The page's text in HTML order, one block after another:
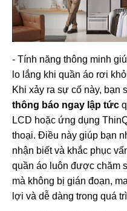
- Tính năng thông minh
lo lắng khi quần áo rơi
Khi xảy ra sự cố này, bạn
thông báo ngay lập tức
LCD hoặc ứng dụng
thoại. Điều này giúp bạn
nhận biết và khắc phục
quần áo luôn được chăm
mà không bị gián đoạn,
lợi và dễ dàng trong quá